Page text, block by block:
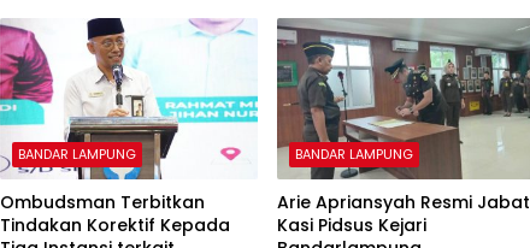
BANDAR LAMPUNG
Ombudsman Terbitkan
Tindakan Korektif Kepada
BANDAR LAMPUNG
Arie Apriansyah Resmi Jabat
Kasi Pidsus Kejari